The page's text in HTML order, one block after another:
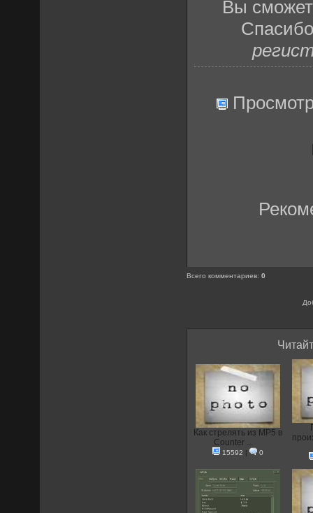
Вы
Всего комментариев:0
Как стрелять из MP5 в
Counter ...
15592 | 0